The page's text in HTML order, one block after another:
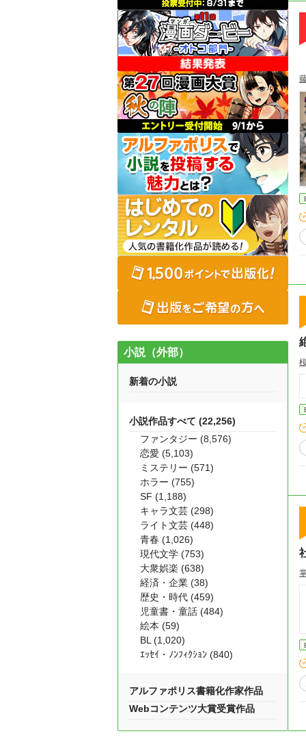
小説（外部）
新着の小説
小説作品すべて (22,256)
ファンタジー (8,576)
恋愛 (5,103)
ミステリー (571)
ホラー (755)
SF (1,188)
キャラ文芸 (298)
ライト文芸 (448)
青春 (1,026)
現代文学 (753)
大衆娯楽 (638)
経済・企業 (38)
歴史・時代 (459)
児童書・童話 (484)
絵本 (59)
BL (1,020)
ｴｯｾｲ・ﾉﾝﾌｨｸｼｮﾝ (840)
アルファポリス書籍化作家作品
Webコンテンツ大賞受賞作品